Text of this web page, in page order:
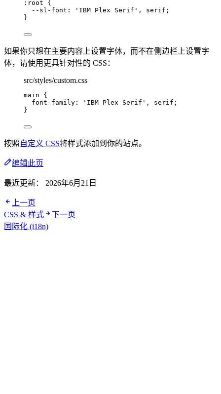
:root {
--sl-font : ' IBM Plex Serif ' , serif ;
}
如果你只想在主要内容上设置字体，而不在侧边栏上设置字
体，请使用更具针对性的 CSS：
src/styles/custom.css
main {
font-family : ' IBM Plex Serif ' , serif ;
}
按照自定义 CSS将样式添加到你的站点。
编辑此页
最近更新： 2026年6月21日
上一页
CSS & 样式
下一页
国际化 (i18n)